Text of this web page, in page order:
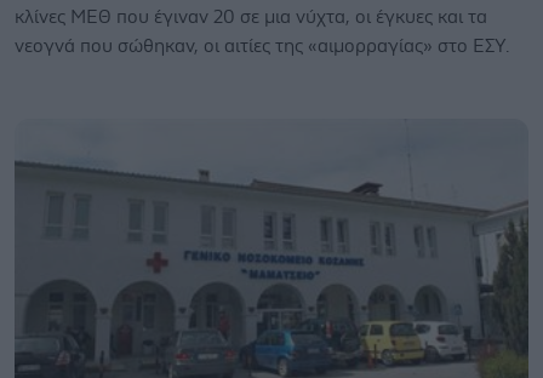
κλίνες ΜΕΘ που έγιναν 20 σε μια νύχτα, οι έγκυες και τα
νεογνά που σώθηκαν, οι αιτίες της «αιμορραγίας» στο ΕΣΥ.